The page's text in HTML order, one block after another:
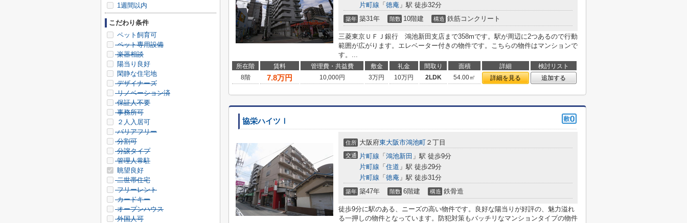
片町線 「 徳庵 」駅 徒歩32分
築年 築31年 階数 10階建 構造 鉄筋コンクリート
三菱東京ＵＦＪ銀行 鴻池新田支店まで358mです。駅が周辺に2つあるので行動
範囲が広がります。エレベーター付きの物件です。こちらの物件はマンションで
す。...
所在階 賃料 管理費・共益費 敷金 礼金 間取り 面積 詳細
検討リスト
8階
7.8万円 10,000円 3万円 10万円 2LDK 54.00㎡ 詳細を見る 追加する
協栄ハイツⅠ
住所 大阪府東大阪市鴻池町 ２丁目
交通 片町線 「 鴻池新田 」駅 徒歩9分
片町線 「 住道 」駅 徒歩29分
片町線 「 徳庵 」駅 徒歩31分
築年 築47年 階数 6階建 構造 鉄骨造
徒歩9分に駅のある、ニーズの高い物件です。良好な陽当りが好評の、魅力溢れ
る一押しの物件となっています。防犯対策もバッチリなマンションタイプの物件
1週間以内
こだわり条件
ペット飼育可
ペット専用設備
楽器相談
陽当り良好
閑静な住宅地
デザイナーズ
リノベーション済
保証人不要
事務所可
２人入居可
バリアフリー
分割可
分譲タイプ
管理人常駐
眺望良好
二世帯住宅
フリーレント
カードキー
オープンハウス
外国人可